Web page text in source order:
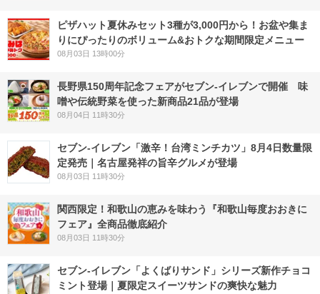
ピザハット夏休みセット3種が3,000円から！お盆や集ま
りにぴったりのボリューム&おトクな期間限定メニュー
08月03日 13時00分
長野県150周年記念フェアがセブン-イレブンで開催 味
噌や伝統野菜を使った新商品21品が登場
08月04日 11時30分
セブン-イレブン「激辛！台湾ミンチカツ」8月4日数量限
定発売｜名古屋発祥の旨辛グルメが登場
08月03日 11時30分
関西限定！和歌山の恵みを味わう『和歌山毎度おおきに
フェア』全商品徹底紹介
08月03日 11時30分
セブン‐イレブン「よくばりサンド」シリーズ新作チョコ
ミント登場｜夏限定スイーツサンドの爽快な魅力